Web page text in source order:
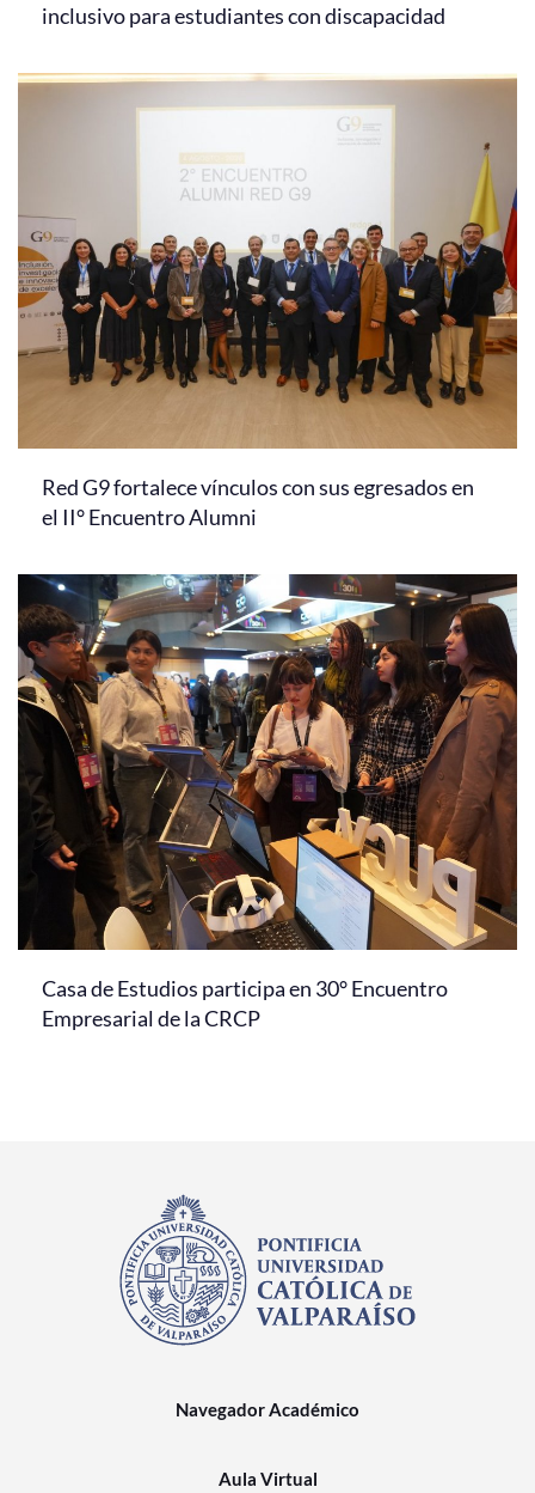
inclusivo para estudiantes con discapacidad
Red G9 fortalece vínculos con sus egresados en
el II° Encuentro Alumni
Casa de Estudios participa en 30° Encuentro
Empresarial de la CRCP
Navegador Académico
Aula Virtual